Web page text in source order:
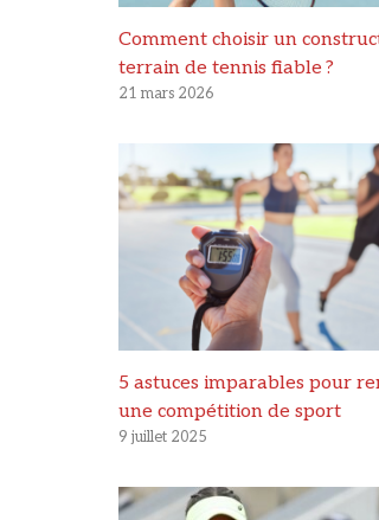
Comment choisir un
terrain de tennis fiable ?
21 mars 2026
5 astuces imparables pour
une compétition de sport
9 juillet 2025